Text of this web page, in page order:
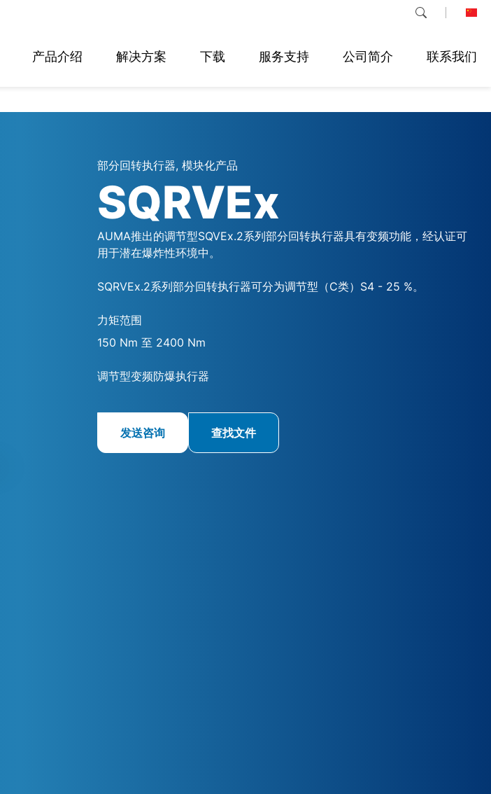
产品介绍 解决方案 下载 服务支持 公司简介 联系我们
部分回转执行器, 模块化产品
SQRVEx
AUMA推出的调节型SQVEx.2系列部分回转执行器具有变频功能，经认证可
用于潜在爆炸性环境中。
SQRVEx.2系列部分回转执行器可分为调节型（C类）S4 - 25 %。
力矩范围
150 Nm 至 2400 Nm
调节型变频防爆执行器
发送咨询 查找文件